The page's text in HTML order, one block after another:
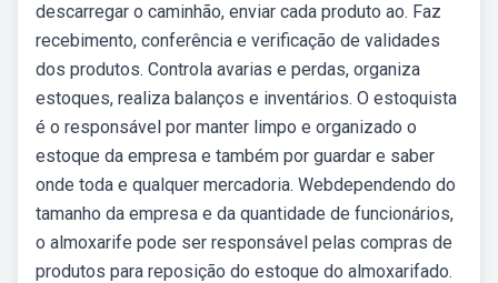
descarregar o caminhão, enviar cada produto ao. Faz
recebimento, conferência e verificação de validades
dos produtos. Controla avarias e perdas, organiza
estoques, realiza balanços e inventários. O estoquista
é o responsável por manter limpo e organizado o
estoque da empresa e também por guardar e saber
onde toda e qualquer mercadoria. Webdependendo do
tamanho da empresa e da quantidade de funcionários,
o almoxarife pode ser responsável pelas compras de
produtos para reposição do estoque do almoxarifado.